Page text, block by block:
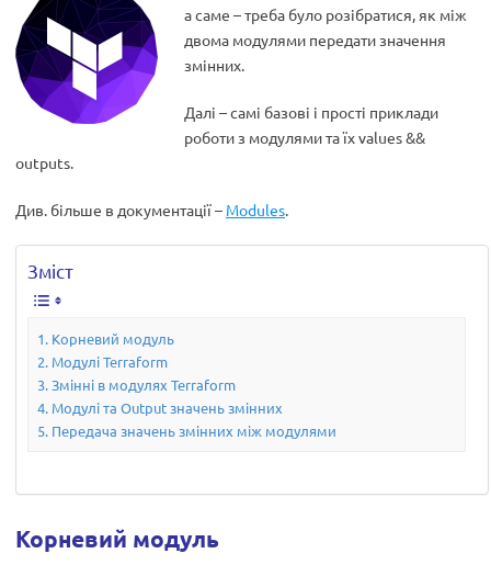
а саме – треба було розібратися, як між
двома модулями передати значення
змінних.
Далі – самі базові і прості приклади
роботи з модулями та їх values &&
outputs.
Див. більше в документації – Modules.
Зміст
Корневий модуль
Модулі Terraform
Змінні в модулях Terraform
Модулі та Output значень змінних
Передача значень змінних між модулями
Корневий модуль